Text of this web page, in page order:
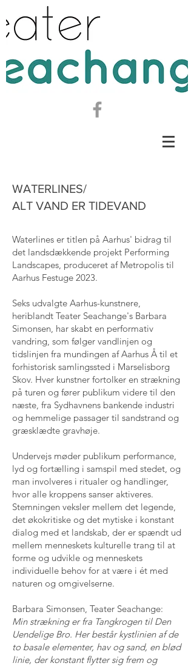
WATERLINES/
ALT VAND ER TIDEVAND
Waterlines er titlen på Aarhus' bidrag til
det landsdækkende projekt Performing
Landscapes, produceret af Metropolis til
Aarhus Festuge 2023.
Seks udvalgte Aarhus-kunstnere,
heriblandt Teater Seachange's Barbara
Simonsen, har skabt en performativ
vandring, som følger vandlinjen og
tidslinjen fra mundingen af Aarhus Å til et
forhistorisk samlingssted i Marselisborg
Skov. Hver kunstner fortolker en strækning
på turen og fører publikum videre til den
næste, fra Sydhavnens bankende industri
og hemmelige passager til sandstrand og
græsklædte gravhøje.
Undervejs møder publikum performance,
lyd og fortælling i samspil med stedet, og
man involveres i ritualer og handlinger,
hvor alle kroppens sanser aktiveres.
Stemningen veksler mellem det legende,
det økokritiske og det mytiske i konstant
dialog med et landskab, der er spændt ud
mellem menneskets kulturelle trang til at
forme og udvikle og menneskets
individuelle behov for at være i ét med
naturen og omgivelserne.
Barbara Simonsen, Teater Seachange:
Min strækning er fra Tangkrogen til Den
Uendelige Bro. Her består kystlinien af de
to basale elementer, hav og sand, en blød
linie, der konstant flytter sig frem og